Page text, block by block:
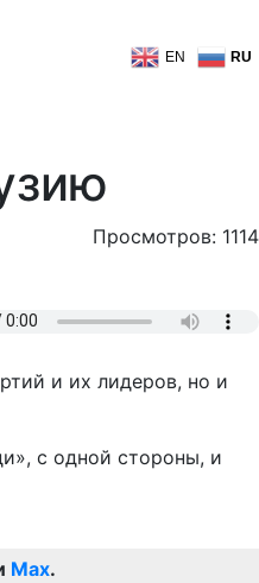
EN RU
Просмотров: 1114
и их лидеров, но и
с одной стороны, и
Max.